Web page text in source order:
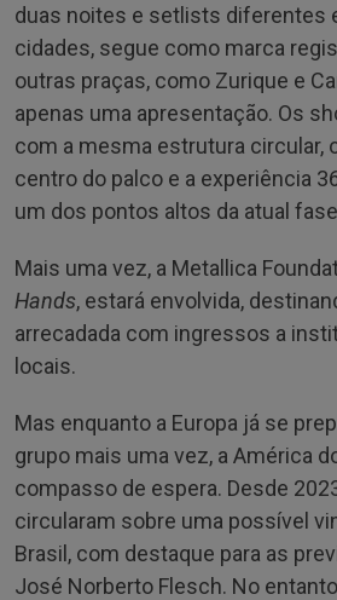
duas noites e setlists diferentes
cidades, segue como marca
outras praças, como Zurique e
apenas uma apresentação. Os
com a mesma estrutura circular,
centro do palco e a experiência
um dos pontos altos da atual
Mais uma vez, a Metallica
Hands, estará envolvida,
arrecadada com ingressos a
locais.
Mas enquanto a Europa já se
grupo mais uma vez, a América
compasso de espera. Desde
circularam sobre uma possível
Brasil, com destaque para as
José Norberto Flesch. No